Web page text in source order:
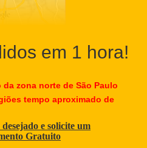
em 1 hora!
zona norte de São Paulo
tempo aproximado de
e solicite um
Gratuito